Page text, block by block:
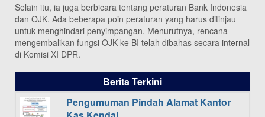
Selain itu, ia juga berbicara tentang peraturan Bank Indonesia
dan OJK. Ada beberapa poin peraturan yang harus ditinjau
untuk menghindari penyimpangan. Menurutnya, rencana
mengembalikan fungsi OJK ke BI telah dibahas secara internal
di Komisi XI DPR.
Berita Terkini
Pengumuman Pindah Alamat Kantor